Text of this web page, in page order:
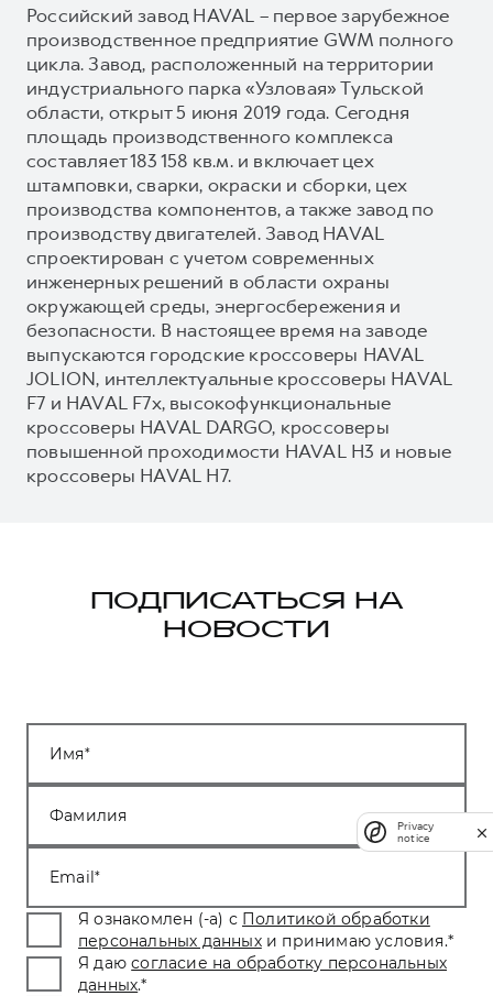
Российский завод HAVAL – первое зарубежное
производственное предприятие GWM полного
цикла. Завод, расположенный на территории
индустриального парка «Узловая» Тульской
области, открыт 5 июня 2019 года. Сегодня
площадь производственного комплекса
составляет 183 158 кв.м. и включает цех
штамповки, сварки, окраски и сборки, цех
производства компонентов, а также завод по
производству двигателей. Завод HAVAL
спроектирован с учетом современных
инженерных решений в области охраны
окружающей среды, энергосбережения и
безопасности. В настоящее время на заводе
выпускаются городские кроссоверы HAVAL
JOLION, интеллектуальные кроссоверы HAVAL
F7 и HAVAL F7x, высокофункциональные
кроссоверы HAVAL DARGO, кроссоверы
повышенной проходимости HAVAL H3 и новые
кроссоверы HAVAL H7.
ПОДПИСАТЬСЯ НА
НОВОСТИ
Имя
Фамилия
Email
Я ознакомлен (-а) с Политикой обработки
персональных данных и принимаю условия.*
Я даю согласие на обработку персональных
данных.*
Privacy
notice